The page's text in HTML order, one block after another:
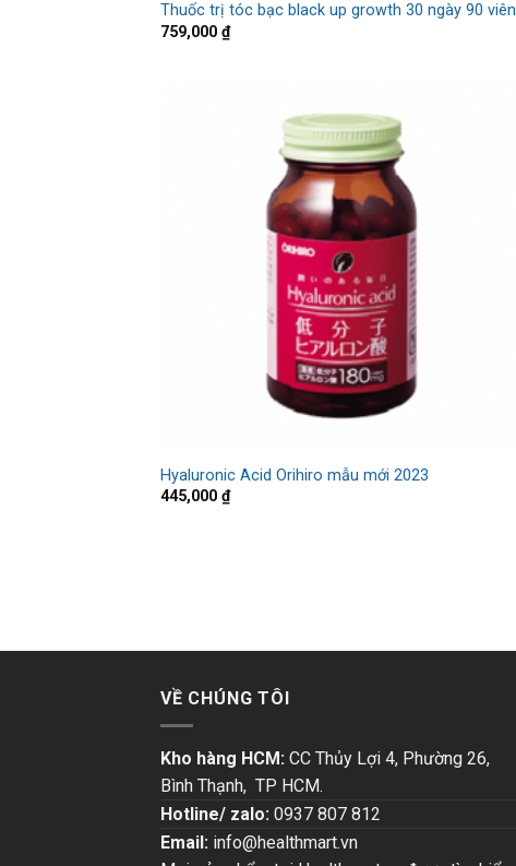
Thuốc trị tóc bạc black up growth 30 ngày 90 viên
759,000 ₫
Hyaluronic Acid Orihiro mẫu mới 2023
445,000 ₫
VỀ CHÚNG TÔI
Kho hàng HCM: CC Thủy Lợi 4, Phường 26,
Bình Thạnh, TP HCM.
Hotline/ zalo: 0937 807 812
Email: info@healthmart.vn